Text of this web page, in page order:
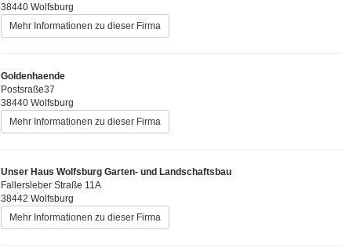
38440 Wolfsburg
Mehr Informationen zu dieser Firma
Goldenhaende
Postsraße37
38440 Wolfsburg
Mehr Informationen zu dieser Firma
Unser Haus Wolfsburg Garten- und Landschaftsbau
Fallersleber Straße 11A
38442 Wolfsburg
Mehr Informationen zu dieser Firma